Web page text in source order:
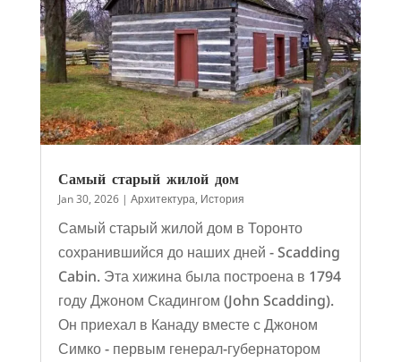
Самый старый жилой дом
Jan 30, 2026| Архитектура, История
Самый старый жилой дом в Торонто
сохранившийся до наших дней - Scadding
Cabin. Эта хижина была построена в 1794
году Джоном Скадингом (John Scadding).
Он приехал в Канаду вместе с Джоном
Симко - первым генерал-губернатором